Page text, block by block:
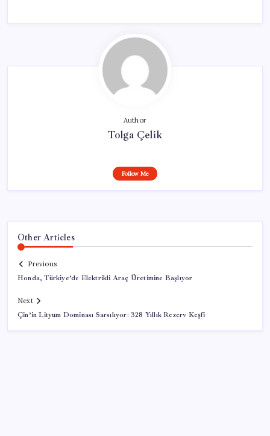
Author
Tolga Çelik
Follow Me
Other Articles
Previous
Honda, Türkiye’de Elektrikli Araç Üretimine Başlıyor
Next
Çin’in Lityum Dominası Sarsılıyor: 328 Yıllık Rezerv Keşfi